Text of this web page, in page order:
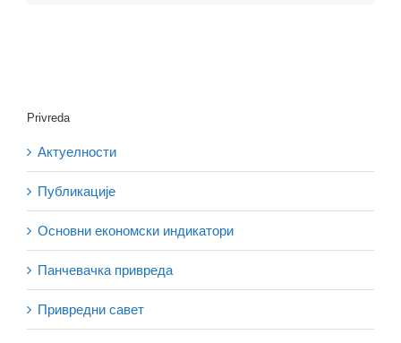
Privreda
Актуелности
Публикације
Основни економски индикатори
Панчевачка привреда
Привредни савет